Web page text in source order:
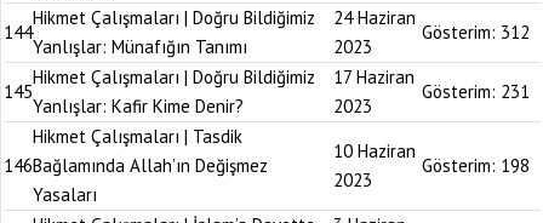
144
Hikmet Çalışmaları | Doğru Bildiğimiz
Yanlışlar: Münafığın Tanımı
24 Haziran
2023
Gösterim: 312
145
Hikmet Çalışmaları | Doğru Bildiğimiz
Yanlışlar: Kafir Kime Denir?
17 Haziran
2023
Gösterim: 231
146
Hikmet Çalışmaları | Tasdik
Bağlamında Allah’ın Değişmez
Yasaları
10 Haziran
2023
Gösterim: 198